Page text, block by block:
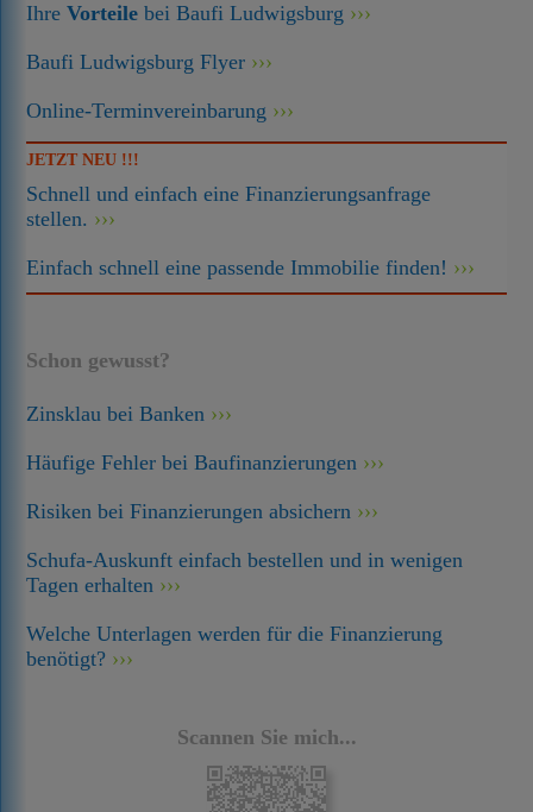
IhreVorteile bei Baufi Ludwigsburg
Baufi Ludwigsburg Flyer
Online-Terminvereinbarung
JETZT NEU !!!
Schnell und einfach eine Finanzierungsanfrage
stellen.
Einfach schnell eine passende Immobilie finden!
Schon gewusst?
Zinsklau bei Banken
Häufige Fehler bei Baufinanzierungen
Risiken bei Finanzierungen absichern
Schufa-Auskunft einfach bestellen und in wenigen
Tagen erhalten
Welche Unterlagen werden für die Finanzierung
benötigt?
Scannen Sie mich...